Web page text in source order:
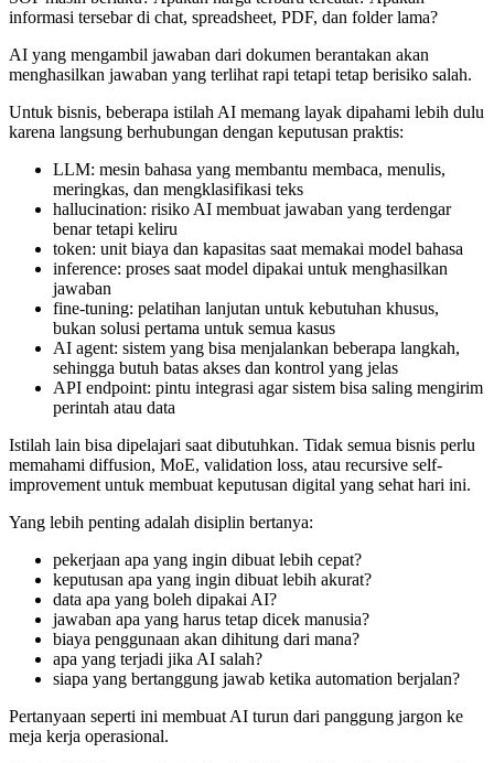
informasi tersebar di chat, spreadsheet, PDF, dan folder lama?
AI yang mengambil jawaban dari dokumen berantakan akan
menghasilkan jawaban yang terlihat rapi tetapi tetap berisiko salah.
Untuk bisnis, beberapa istilah AI memang layak dipahami lebih dulu
karena langsung berhubungan dengan keputusan praktis:
LLM: mesin bahasa yang membantu membaca, menulis,
meringkas, dan mengklasifikasi teks
hallucination: risiko AI membuat jawaban yang terdengar
benar tetapi keliru
token: unit biaya dan kapasitas saat memakai model bahasa
inference: proses saat model dipakai untuk menghasilkan
jawaban
fine-tuning: pelatihan lanjutan untuk kebutuhan khusus,
bukan solusi pertama untuk semua kasus
AI agent: sistem yang bisa menjalankan beberapa langkah,
sehingga butuh batas akses dan kontrol yang jelas
API endpoint: pintu integrasi agar sistem bisa saling mengirim
perintah atau data
Istilah lain bisa dipelajari saat dibutuhkan. Tidak semua bisnis perlu
memahami diffusion, MoE, validation loss, atau recursive self-
improvement untuk membuat keputusan digital yang sehat hari ini.
Yang lebih penting adalah disiplin bertanya:
pekerjaan apa yang ingin dibuat lebih cepat?
keputusan apa yang ingin dibuat lebih akurat?
data apa yang boleh dipakai AI?
jawaban apa yang harus tetap dicek manusia?
biaya penggunaan akan dihitung dari mana?
apa yang terjadi jika AI salah?
siapa yang bertanggung jawab ketika automation berjalan?
Pertanyaan seperti ini membuat AI turun dari panggung jargon ke
meja kerja operasional.